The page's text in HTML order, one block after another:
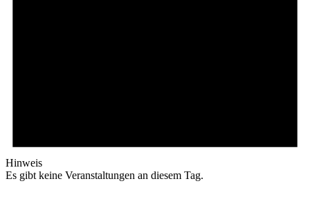
Hinweis
Es gibt keine Veranstaltungen an diesem Tag.